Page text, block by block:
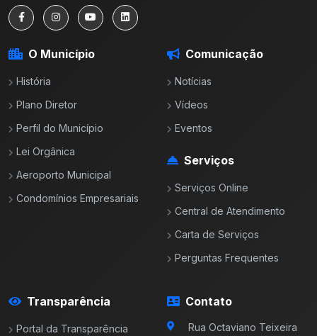
O Município
História
Plano Diretor
Perfil do Município
Lei Orgânica
Aeroporto Municipal
Condomínios Empresariais
Comunicação
Notícias
Vídeos
Eventos
Serviços
Serviços Online
Central de Atendimento
Carta de Serviços
Perguntas Frequentes
Transparência
Portal da Transparência
Contato
Rua Octaviano Teixeira